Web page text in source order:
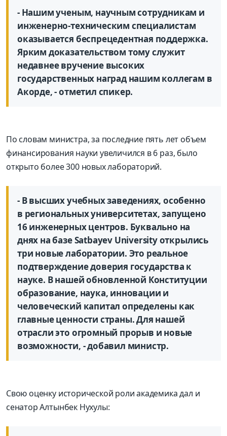
- Нашим ученым, научным сотрудникам и
инженерно-техническим специалистам
оказывается беспрецедентная поддержка.
Ярким доказательством тому служит
недавнее вручение высоких
государственных наград нашим коллегам в
Акорде, - отметил спикер.
По словам министра, за последние пять лет объем
финансирования науки увеличился в 6 раз, было
открыто более 300 новых лабораторий.
- В высших учебных заведениях, особенно
в региональных университетах, запущено
16 инженерных центров. Буквально на
днях на базе Satbayev University открылись
три новые лаборатории. Это реальное
подтверждение доверия государства к
науке. В нашей обновленной Конституции
образование, наука, инновации и
человеческий капитал определены как
главные ценности страны. Для нашей
отрасли это огромный прорыв и новые
возможности, - добавил министр.
Свою оценку исторической роли академика дал и
сенатор Алтынбек Нухулы: